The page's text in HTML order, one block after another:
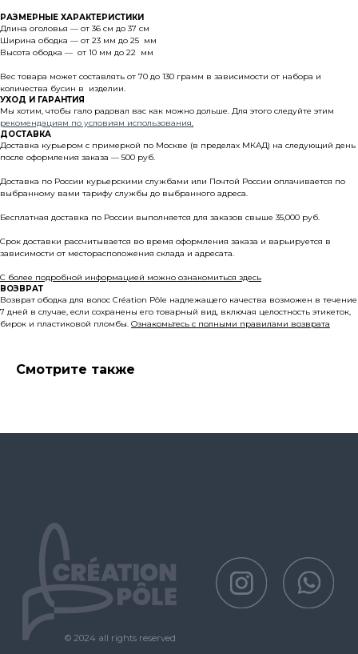
РАЗМЕРНЫЕ ХАРАКТЕРИСТИКИ
Длина оголовья — от 36 см до 37 см
Ширина ободка — от 23 мм до 25 мм
Высота ободка — от 10 мм до 22 мм
Вес товара может составлять от 70 до 130 грамм в зависимости от набора и
количества бусин в изделии.
УХОД И ГАРАНТИЯ
Мы хотим, чтобы гало радовал вас как можно дольше. Для этого следуйте этим
рекомендациям по условиям использования.
ДОСТАВКА
Доставка курьером с примеркой по Москве (в пределах МКАД) на следующий день
после оформления заказа — 500 руб.
Доставка по России курьерскими службами или Почтой России оплачивается по
выбранному вами тарифу службы до выбранного адреса.
Бесплатная доставка по России выполняется для заказов свыше 35,000 руб.
Срок доставки рассчитывается во время оформления заказа и варьируется в
зависимости от месторасположения склада и адресата.
С более подробной информацией можно ознакомиться здесь
ВОЗВРАТ
Возврат ободка для волос Création Pôle надлежащего качества возможен в течение
7 дней в случае, если сохранены его товарный вид, включая целостность этикеток,
бирок и пластиковой пломбы. Ознакомьтесь с полными правилами возврата
Смотрите также
© 2024 all rights reserved
О бренде
Арт-объекты
+7 (993) 361-29-27
Публичная оферта
Политика защиты и обработки персональных данных
персональных данных
Оплата и доставка
Условия возврата